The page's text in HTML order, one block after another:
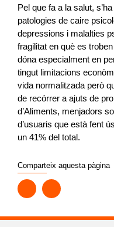
Pel que fa a la salut,
patologies de caire
depressions i malalties
fragilitat en què es
dóna especialment en
tingut limitacions
vida normalitzada però
de recórrer a ajuts de
d’Aliments, menjadors
d’usuaris que està fent
un 41% del total.
Comparteix aquesta pàgina